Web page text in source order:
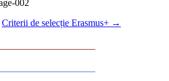
Criterii de selecție Erasmus+ →